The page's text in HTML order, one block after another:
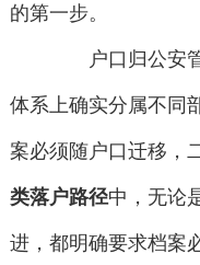
的第一步。
户口归公安管
体系上确实分属不同
案必须随户口迁移，
类落户路径中，无论
进，都明确要求档案